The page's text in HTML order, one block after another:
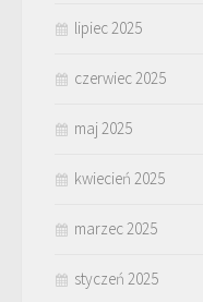
lipiec 2025
czerwiec 2025
maj 2025
kwiecień 2025
marzec 2025
styczeń 2025